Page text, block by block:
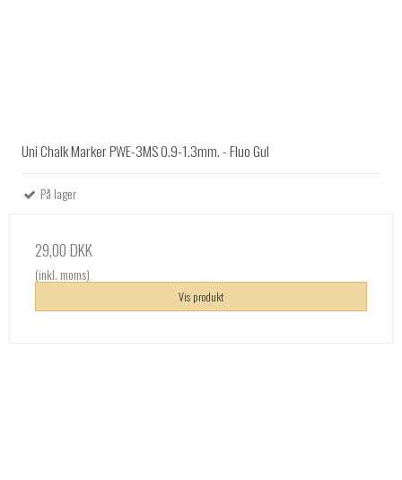
Uni Chalk Marker PWE-3MS 0.9-1.3mm. - Fluo Gul
På lager
29,00 DKK
(inkl. moms)
Vis produkt